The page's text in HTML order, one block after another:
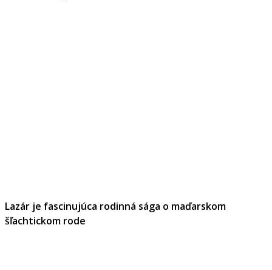
Lazár je fascinujúca rodinná sága o maďarskom
šľachtickom rode